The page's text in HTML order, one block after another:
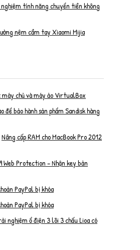
tính năng chuyển tiền không
nệm cầm tay Xiaomi Mijia
máy chủ và máy ảo VirtualBox
để bảo hành sản phẩm Sandisk hàng
Nâng cấp RAM cho MacBook Pro 2012
Web Protection – Nhận key bản
PayPal bị khóa
PayPal bị khóa
nghiệm ổ điện 3 lõi 3 chấu Lioa có